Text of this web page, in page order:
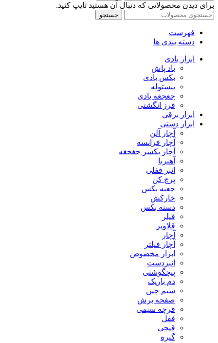
برای دیدن محصولاتی که دنبال آن هستید تایپ کنید.
جستجو
فهرست
دسته بندی ها
ابزار بادی
باد پاش
بکس بادی
پیستوله
جغجغه بادی
فرز انگشتی
ابزار برقی
ابزار دستی
آچار آلن
آچار فرانسه
آچار یکسر جغجغه
آهنربا
انبر قفلی
پرچ کن
جعبه بکس
خارکش
دسته بکس
فیلر
قلاویز
آچار
آچار فیلتر
ابزار مخصوص
انبردست
پیچگوشتی
دم باریک
سیم چین
صفحه برش
فرچه سیمی
ففل
قیچی
گیره